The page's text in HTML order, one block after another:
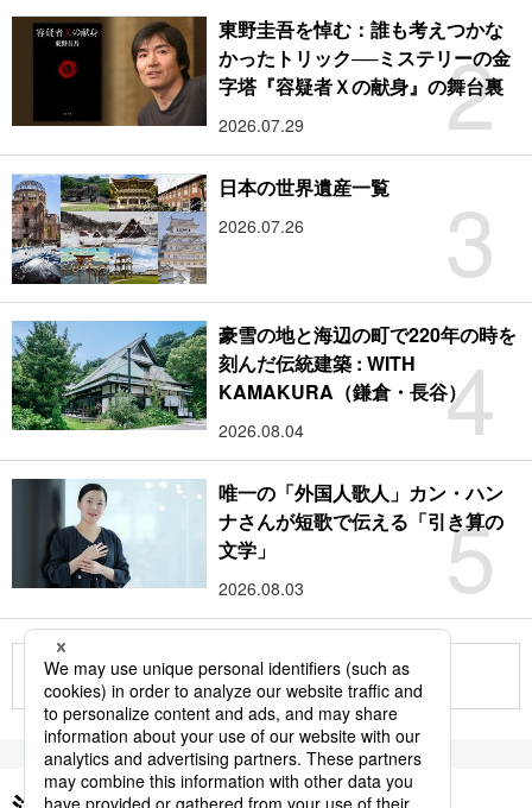
2
東野圭吾を悼む：誰も考えつかな
かったトリック──ミステリーの金
字塔『容疑者Ｘの献身』の舞台裏
2026.07.29
3
日本の世界遺産一覧
2026.07.26
4
豪雪の地と海辺の町で220年の時を
刻んだ伝統建築 : WITH
KAMAKURA（鎌倉・長谷）
2026.08.04
5
唯一の「外国人歌人」カン・ハン
ナさんが短歌で伝える「引き算の
文学」
2026.08.03
もっと見る